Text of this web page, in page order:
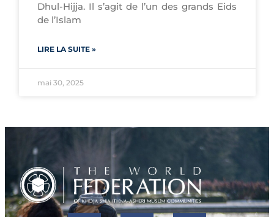
Dhul-Hijja. Il s’agit de l’un des grands Eids
de l’Islam
LIRE LA SUITE »
mai 30, 2025